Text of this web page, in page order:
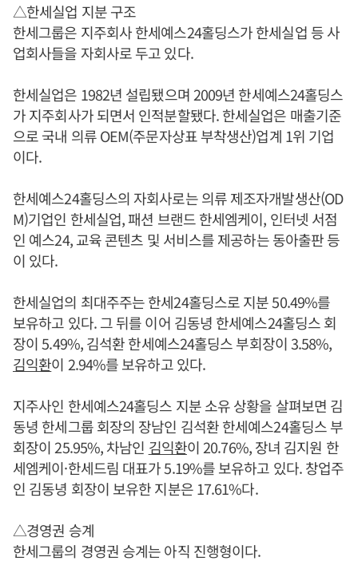
△한세실업 지분 구조
한세그룹은 지주회사 한세예스24홀딩스가 한세실업 등 사
업회사들을 자회사로 두고 있다.
한세실업은 1982년 설립됐으며 2009년 한세예스24홀딩스
가 지주회사가 되면서 인적분할됐다. 한세실업은 매출기준
으로 국내 의류 OEM(주문자상표 부착생산)업계 1위 기업
이다.
한세예스24홀딩스의 자회사로는 의류 제조자개발생산(OD
M)기업인 한세실업, 패션 브랜드 한세엠케이, 인터넷 서점
인 예스24, 교육 콘텐츠 및 서비스를 제공하는 동아출판 등
이 있다.
한세실업의 최대주주는 한세24홀딩스로 지분 50.49%를
보유하고 있다. 그 뒤를 이어 김동녕 한세예스24홀딩스 회
장이 5.49%, 김석환 한세예스24홀딩스 부회장이 3.58%,
김익환이 2.94%를 보유하고 있다.
지주사인 한세예스24홀딩스 지분 소유 상황을 살펴보면 김
동녕 한세그룹 회장의 장남인 김석환 한세예스24홀딩스 부
회장이 25.95%, 차남인 김익환이 20.76%, 장녀 김지원 한
세엠케이·한세드림 대표가 5.19%를 보유하고 있다. 창업주
인 김동녕 회장이 보유한 지분은 17.61%다.
△경영권 승계
한세그룹의 경영권 승계는 아직 진행형이다.